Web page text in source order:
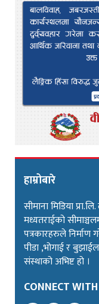
हाम्रोबारे
सीमाना मिडिया
मध्यतराईको
पत्रकारहरुले निर्माण
पीडा ,भोगाई र
संस्थाको अभिष्ट हो ।
CONNECT